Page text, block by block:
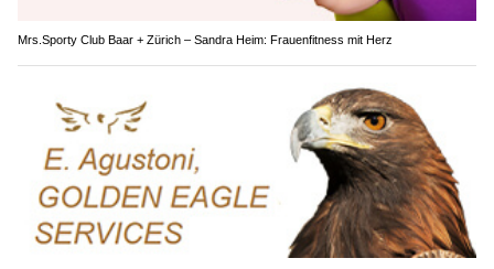
Mrs.Sporty Club Baar + Zürich – Sandra Heim: Frauenfitness mit Herz